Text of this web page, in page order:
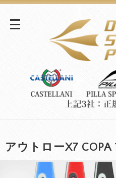
アウトローX7 COPA